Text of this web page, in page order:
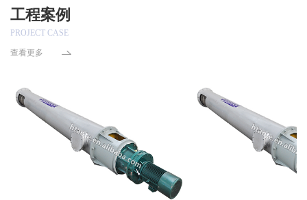
工程案例
PROJECT CASE
查看更多